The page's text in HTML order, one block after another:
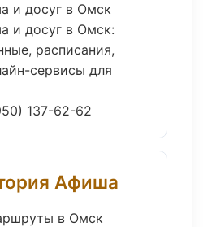
и досуг в Омск
и досуг в Омск:
расписания,
сервисы для
137-62-62
Афиша
в Омск